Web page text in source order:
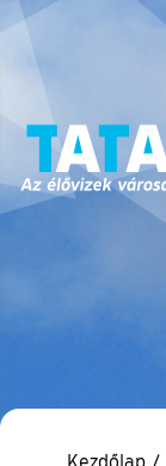
Kezdőlap /